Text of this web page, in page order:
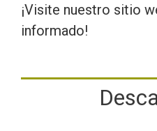
¡Visite nuestro sitio
informado!